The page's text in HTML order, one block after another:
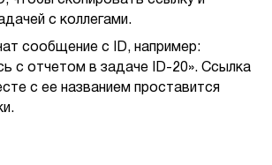
с коллегами.
сообщение с ID, например:
с отчетом в задаче ID-20». Ссылка
с ее названием проставится